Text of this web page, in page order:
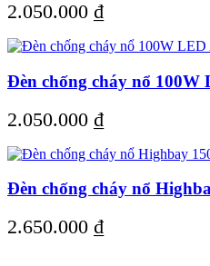
2.050.000 ₫
Đèn chống cháy nổ 100W
2.050.000 ₫
Đèn chống cháy nổ
2.650.000 ₫